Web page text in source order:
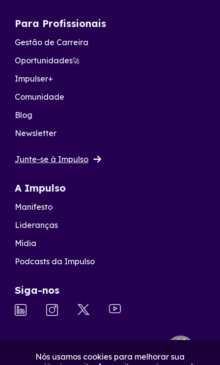
Nós usamos cookies para melhorar sua
Para Profissionais
Gestão de Carreira
Oportunidades🚀
Impulser+
Comunidade
Blog
Newsletter
Junte-se à Impulso
A Impulso
Manifesto
Lideranças
Mídia
Podcasts da Impulso
Siga-nos